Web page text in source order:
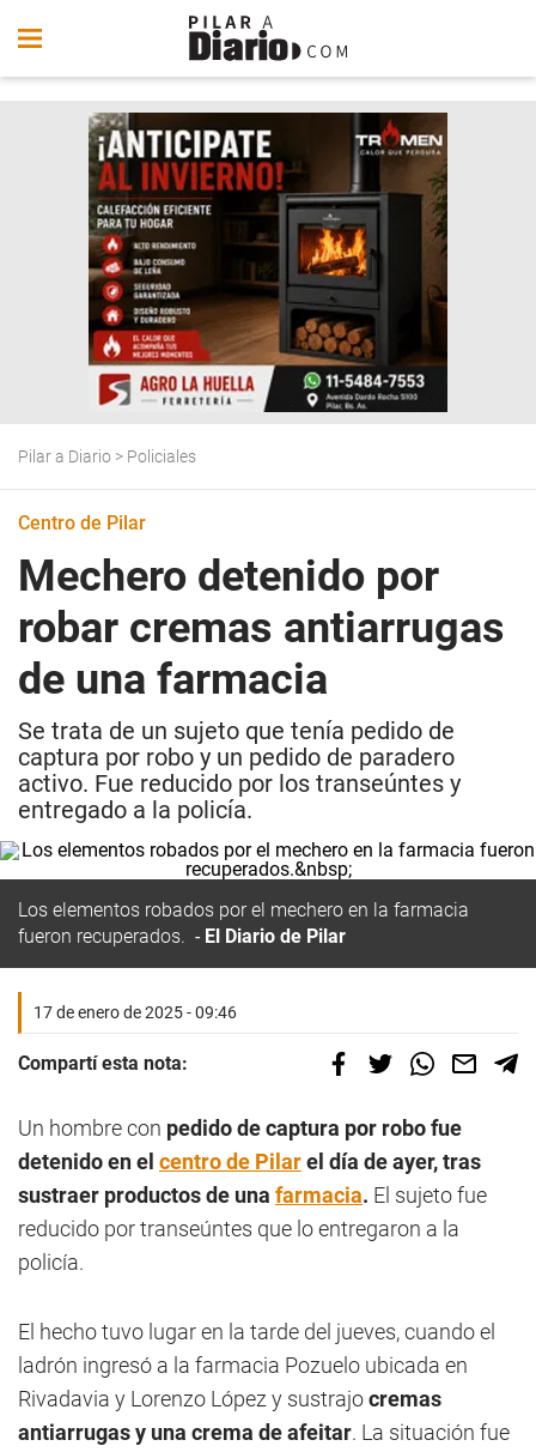
Pilar a Diario > Policiales
Centro de Pilar
Mechero detenido por
robar cremas antiarrugas
de una farmacia
Se trata de un sujeto que tenía pedido de
captura por robo y un pedido de paradero
activo. Fue reducido por los transeúntes y
entregado a la policía.
Los elementos robados por el mechero en la farmacia
fueron recuperados.
El Diario de Pilar
17 de enero de 2025 - 09:46
Compartí esta nota:
Un hombre con pedido de captura por robo fue
detenido en el centro de Pilarel día de ayer, tras
sustraer productos de una farmacia. El sujeto fue
reducido por transeúntes que lo entregaron a la
policía.
El hecho tuvo lugar en la tarde del jueves, cuando el
ladrón ingresó a la farmacia Pozuelo ubicada en
Rivadavia y Lorenzo López y sustrajocremas
antiarrugas y una crema de afeitar. La situación fue